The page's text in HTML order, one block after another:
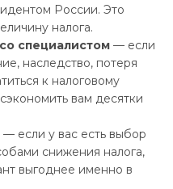
России. Это
налога.
специалистом — если
наследство, потеря
к налоговому
вам десятки
— если у вас есть выбор
снижения налога,
выгоднее именно в